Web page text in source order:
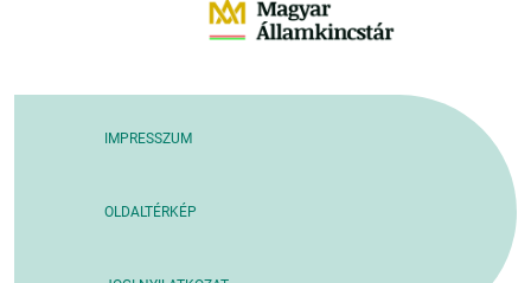
IMPRESSZUM
OLDALTÉRKÉP